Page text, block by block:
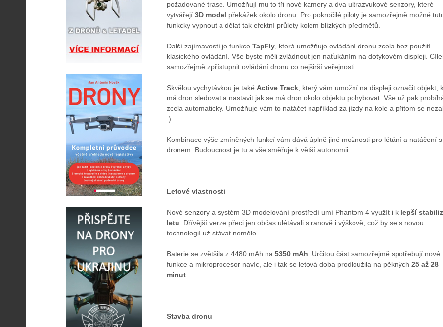
požadované trase. Umožňují mu to tři nové kamery a dva ultrazvukové senzory, které
vytvářejí 3D model překážek okolo dronu. Pro pokročilé piloty je samozřejmě možné
funkcky vypnout a dělat tak efektní průlety kolem blízkých předmětů.
Další zajímavostí je funkce TapFly , která umožňuje ovládání dronu zcela bez použití
klasického ovládání. Vše byste měli zvládnout jen naťukáním na dotykovém displeji.
samozřejmě zpřístupnit ovládání dronu co nejširší veřejnosti.
Skvělou vychytávkou je také Active Track , který vám umožní na displeji označit objekt,
má dron sledovat a nastavit jak se má dron okolo objektu pohybovat. Vše už pak
zcela automaticky. Umožňuje vám to natáčet například za jízdy na kole a přitom se
:)
Kombinace výše zmíněných funkcí vám dává úplně jiné možnosti pro létání a natáčení s
dronem. Budoucnost je tu a vše směřuje k větší autonomii.
Letové vlastnosti
Nové senzory a systém 3D modelování prostředí umí Phantom 4 využít i k lepší
letu . Dřívější verze přeci jen občas ulétávali stranově i výškově, což by se s novou
technologií už stávat nemělo.
Baterie se zvětšila z 4480 mAh na 5350 mAh . Určitou část samozřejmě spotřebují nové
funkce a mikroprocesor navíc, ale i tak se letová doba prodloužila na pěkných 25 až 28
minut
Stavba dronu